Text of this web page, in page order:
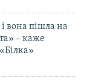
вона пішла на
– каже